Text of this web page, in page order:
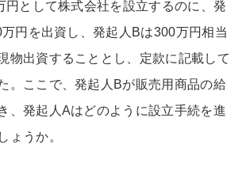
円として株式会社を設立するのに、発
円を出資し、発起人Bは300万円相当
物出資することとし、定款に記載して
。ここで、発起人Bが販売用商品の給
、発起人Aはどのように設立手続を進
ょうか。